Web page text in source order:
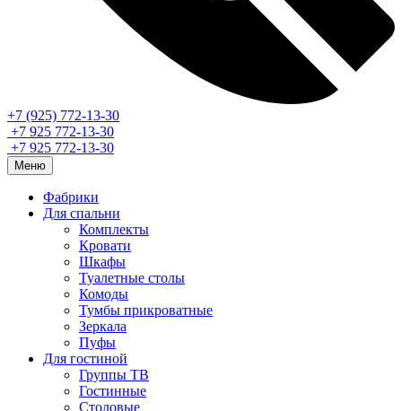
+7 (925) 772-13-30
+7 925 772-13-30
+7 925 772-13-30
Меню
Фабрики
Для спальни
Комплекты
Кровати
Шкафы
Туалетные столы
Комоды
Тумбы прикроватные
Зеркала
Пуфы
Для гостиной
Группы ТВ
Гостинные
Столовые